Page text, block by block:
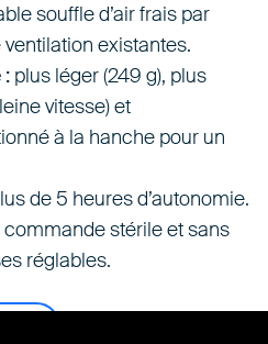
souffle d’air frais par
existantes.
plus léger (249 g), plus
vitesse) et
à la hanche pour un
de 5 heures d’autonomie.
commande stérile et sans
réglables.